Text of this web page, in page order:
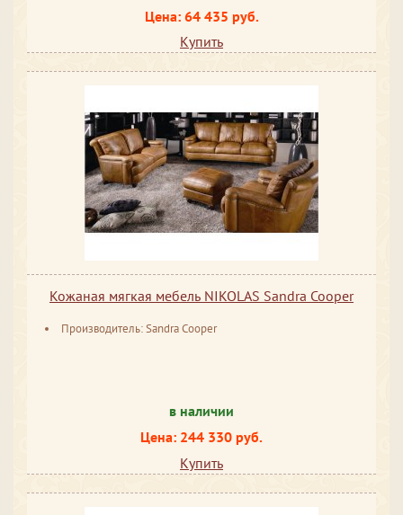
Цена: 64 435 руб.
Купить
Кожаная мягкая мебель NIKOLAS Sandra Cooper
Производитель: Sandra Cooper
в наличии
Цена: 244 330 руб.
Купить